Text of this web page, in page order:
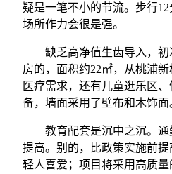
疑是一笔不小的节流。步行
场所作力会很是强。
缺乏高净值生齿导入，初
房的，面积约22㎡，从桃浦
医疗需求，还有儿童逛乐区
备，墙面采用了壁布和木饰面
教育配套是沉中之沉。通
提高。别的，比政策实施前
轻人喜爱；项目将采用高质